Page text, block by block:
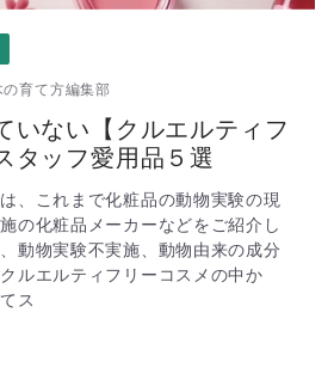
の育て方編集部
いない【クルエルティフ
タッフ愛用品５選
、これまで化粧品の動物実験の現
の化粧品メーカーなどをご紹介し
動物実験不実施、動物由来の成分
ルエルティフリーコスメの中か
ス